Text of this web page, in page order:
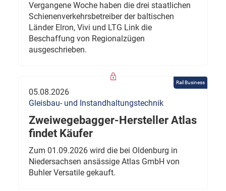
Vergangene Woche haben die drei staatlichen
Schienenverkehrsbetreiber der baltischen
Länder Elron, Vivi und LTG Link die
Beschaffung von Regionalzügen
ausgeschrieben.
Rail Business
05.08.2026
Gleisbau- und Instandhaltungstechnik
Zweiwegebagger-Hersteller Atlas
findet Käufer
Zum 01.09.2026 wird die bei Oldenburg in
Niedersachsen ansässige Atlas GmbH von
Buhler Versatile gekauft.